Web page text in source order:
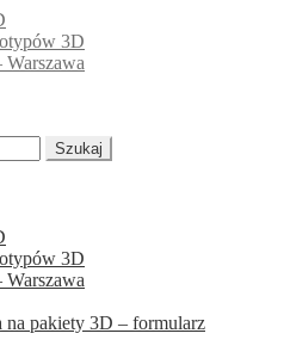
3D
Szukaj
3D
na pakiety 3D – formularz